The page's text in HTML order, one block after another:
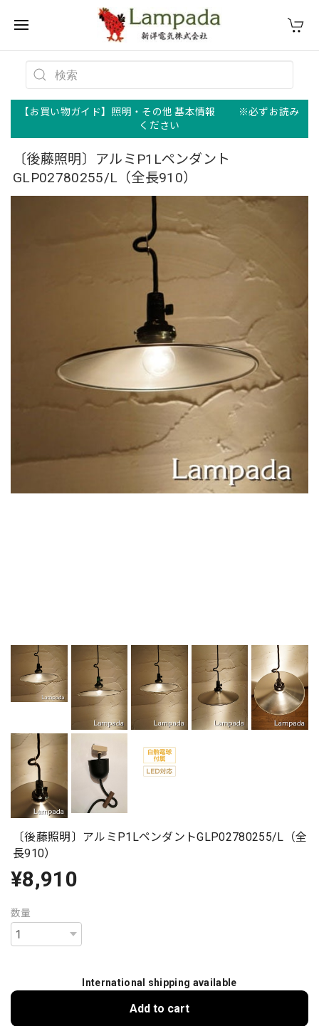
【お買い物ガイド】照明・その他 基本情報 ※必ずお読み
ください
〔後藤照明〕アルミP1Lペンダント
GLP02780255/L（全長910）
〔後藤照明〕アルミP1LペンダントGLP02780255/L（全
長910）
¥8,910
数量
International shipping available
Add to cart